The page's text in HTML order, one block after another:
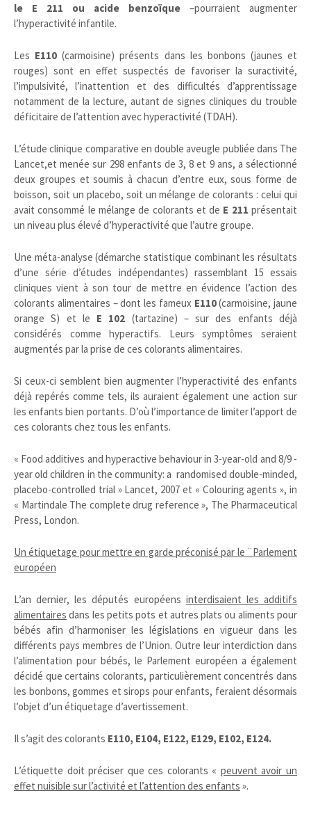
le E 211 ou acide benzoïque –pourraient augmenter
l’hyperactivité infantile.
Les E110 (carmoisine) présents dans les bonbons (jaunes et
rouges) sont en effet suspectés de favoriser la suractivité,
l’impulsivité, l’inattention et des difficultés d’apprentissage
notamment de la lecture, autant de signes cliniques du trouble
déficitaire de l’attention avec hyperactivité (TDAH).
L’étude clinique comparative en double aveugle publiée dans The
Lancet,et menée sur 298 enfants de 3, 8 et 9 ans, a sélectionné
deux groupes et soumis à chacun d’entre eux, sous forme de
boisson, soit un placebo, soit un mélange de colorants : celui qui
avait consommé le mélange de colorants et de E 211 présentait
un niveau plus élevé d’hyperactivité que l’autre groupe.
Une méta-analyse (démarche statistique combinant les résultats
d’une série d’études indépendantes) rassemblant 15 essais
cliniques vient à son tour de mettre en évidence l’action des
colorants alimentaires – dont les fameux E110(carmoisine, jaune
orange S) et le E 102 (tartazine) – sur des enfants déjà
considérés comme hyperactifs. Leurs symptômes seraient
augmentés par la prise de ces colorants alimentaires.
Si ceux-ci semblent bien augmenter l’hyperactivité des enfants
déjà repérés comme tels, ils auraient également une action sur
les enfants bien portants. D’où l’importance de limiter l’apport de
ces colorants chez tous les enfants.
« Food additives and hyperactive behaviour in 3-year-old and 8/9 -
year old children in the community: a randomised double-minded,
placebo-controlled trial » Lancet, 2007 et « Colouring agents », in
« Martindale The complete drug reference », The Pharmaceutical
Press, London.
Un étiquetage pour mettre en garde préconisé par le ¨Parlement
européen
L’an dernier, les députés européens interdisaient les additifs
alimentaires dans les petits pots et autres plats ou aliments pour
bébés afin d’harmoniser les législations en vigueur dans les
différents pays membres de l’Union. Outre leur interdiction dans
l’alimentation pour bébés, le Parlement européen a également
décidé que certains colorants, particulièrement concentrés dans
les bonbons, gommes et sirops pour enfants, feraient désormais
l’objet d’un étiquetage d’avertissement.
Il s’agit des colorants E110, E104, E122, E129, E102, E124.
L’étiquette doit préciser que ces colorants « peuvent avoir un
effet nuisible sur l’activité et l’attention des enfants ».